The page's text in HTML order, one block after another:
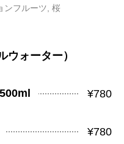
ンフルーツ, 桜
ウォーター）
¥780
¥780